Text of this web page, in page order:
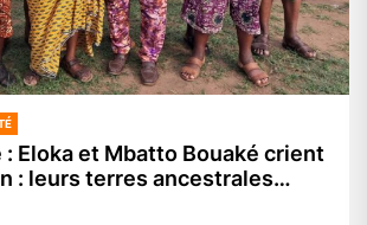
: Eloka et Mbatto Bouaké crient
: leurs terres ancestrales
société privée »